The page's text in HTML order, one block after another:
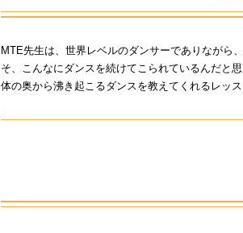
MTE先生は、世界レベルのダンサーでありながら
そ、こんなにダンスを続けてこられているんだと
体の奥から沸き起こるダンスを教えてくれるレッ